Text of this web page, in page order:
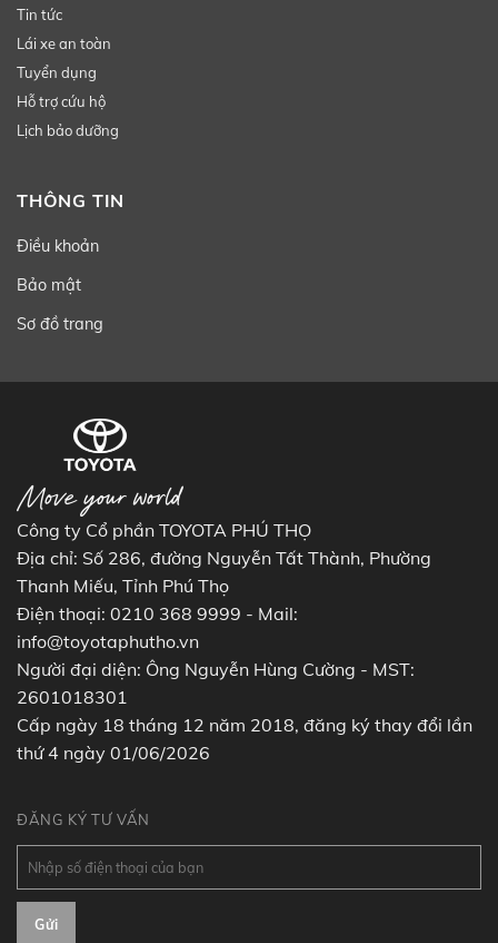
Tin tức
Lái xe an toàn
Tuyển dụng
Hỗ trợ cứu hộ
Lịch bảo dưỡng
THÔNG TIN
Điều khoản
Bảo mật
Sơ đồ trang
Công ty Cổ phần TOYOTA PHÚ THỌ
Địa chỉ: Số 286, đường Nguyễn Tất Thành, Phường
Thanh Miếu, Tỉnh Phú Thọ
Điện thoại: 0210 368 9999 - Mail:
info@toyotaphutho.vn
Người đại diện: Ông Nguyễn Hùng Cường - MST:
2601018301
Cấp ngày 18 tháng 12 năm 2018, đăng ký thay đổi lần
thứ 4 ngày 01/06/2026
ĐĂNG KÝ TƯ VẤN